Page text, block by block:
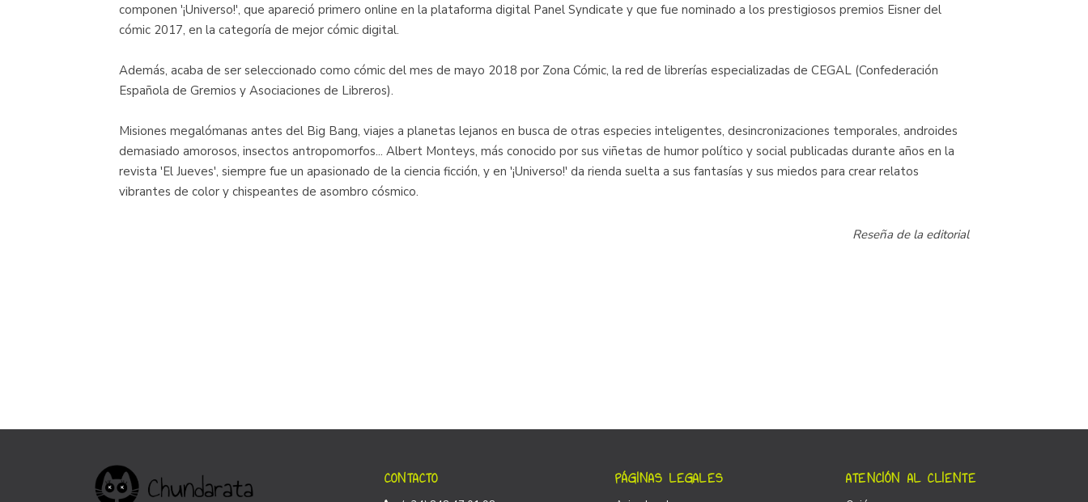
componen '¡Universo!', que apareció primero online en la plataforma digital Panel Syndicate y que fue nominado a los prestigiosos premios Eisner del
cómic 2017, en la categoría de mejor cómic digital.
Además, acaba de ser seleccionado como cómic del mes de mayo 2018 por Zona Cómic, la red de librerías especializadas de CEGAL (Confederación
Española de Gremios y Asociaciones de Libreros).
Misiones megalómanas antes del Big Bang, viajes a planetas lejanos en busca de otras especies inteligentes, desincronizaciones temporales, androides
demasiado amorosos, insectos antropomorfos... Albert Monteys, más conocido por sus viñetas de humor político y social publicadas durante años en la
revista 'El Jueves', siempre fue un apasionado de la ciencia ficción, y en '¡Universo!' da rienda suelta a sus fantasías y sus miedos para crear relatos
vibrantes de color y chispeantes de asombro cósmico.
Reseña de la editorial
CONTACTO PÁGINAS LEGALES ATENCIÓN AL CLIENTE